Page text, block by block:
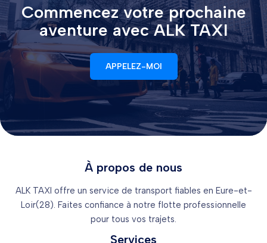
Commencez votre prochaine
aventure avec ALK TAXI
APPELEZ-MOI
À propos de nous
ALK TAXI offre un service de transport fiables en Eure-et-
Loir(28). Faites confiance à notre flotte professionnelle
pour tous vos trajets.
Services